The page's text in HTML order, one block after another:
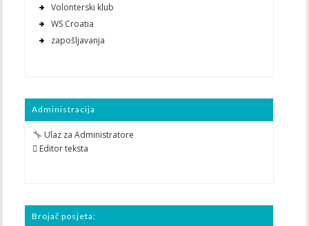
Volonterski klub
WS Croatia
zapošljavanja
Administracija
Ulaz za Administratore
 Editor teksta
Brojač posjeta: